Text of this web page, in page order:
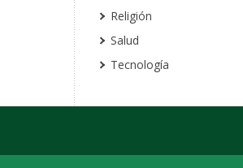
Religión
Salud
Tecnología